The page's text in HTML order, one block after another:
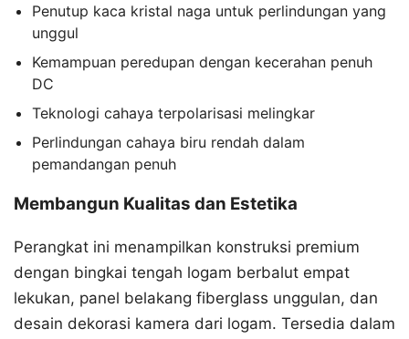
Penutup kaca kristal naga untuk perlindungan yang
unggul
Kemampuan peredupan dengan kecerahan penuh
DC
Teknologi cahaya terpolarisasi melingkar
Perlindungan cahaya biru rendah dalam
pemandangan penuh
Membangun Kualitas dan Estetika
Perangkat ini menampilkan konstruksi premium
dengan bingkai tengah logam berbalut empat
lekukan, panel belakang fiberglass unggulan, dan
desain dekorasi kamera dari logam. Tersedia dalam